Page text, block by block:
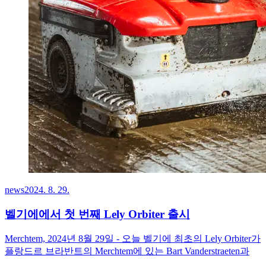
news2024. 8. 29.
벨기에에서 첫 번째 Lely Orbiter 출시
Merchtem, 2024년 8월 29일 - 오늘 벨기에 최초의 Lely Orbiter가
플랑드르 브라반트의 Merchtem에 있는 Bart Vanderstraeten과